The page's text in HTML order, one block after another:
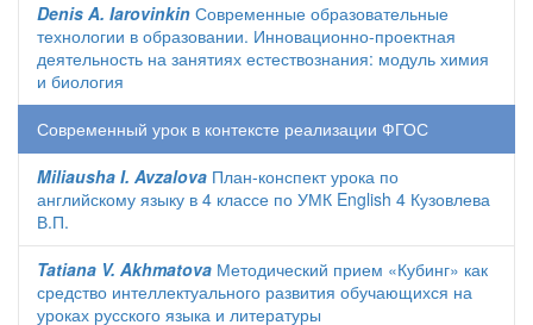
Denis A. Iarovinkin Современные образовательные
технологии в образовании. Инновационно-проектная
деятельность на занятиях естествознания: модуль химия
и биология
Современный урок в контексте реализации ФГОС
Miliausha I. Avzalova План-конспект урока по
английскому языку в 4 классе по УМК English 4 Кузовлева
В.П.
Tatiana V. Akhmatova Методический прием «Кубинг» как
средство интеллектуального развития обучающихся на
уроках русского языка и литературы